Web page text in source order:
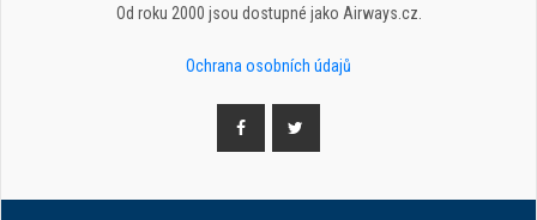
Od roku 2000 jsou dostupné jako Airways.cz.
Ochrana osobních údajů